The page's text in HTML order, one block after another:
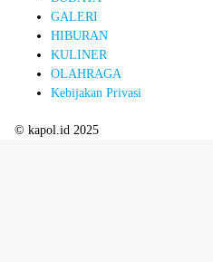
GALERI
HIBURAN
KULINER
OLAHRAGA
Kebijakan Privasi
© kapol.id 2025